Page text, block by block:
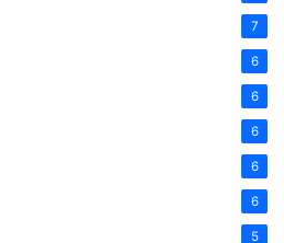
7
6
6
6
6
6
5